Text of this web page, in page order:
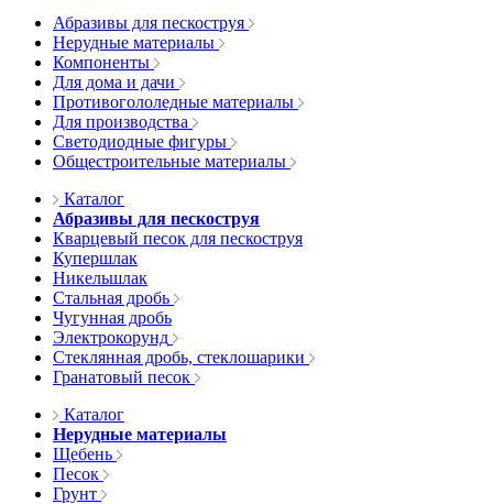
Абразивы для пескоструя
Нерудные материалы
Компоненты
Для дома и дачи
Противогололедные материалы
Для производства
Светодиодные фигуры
Общестроительные материалы
Каталог
Абразивы для пескоструя
Кварцевый песок для пескоструя
Купершлак
Никельшлак
Стальная дробь
Чугунная дробь
Электрокорунд
Стеклянная дробь, стеклошарики
Гранатовый песок
Каталог
Нерудные материалы
Щебень
Песок
Грунт